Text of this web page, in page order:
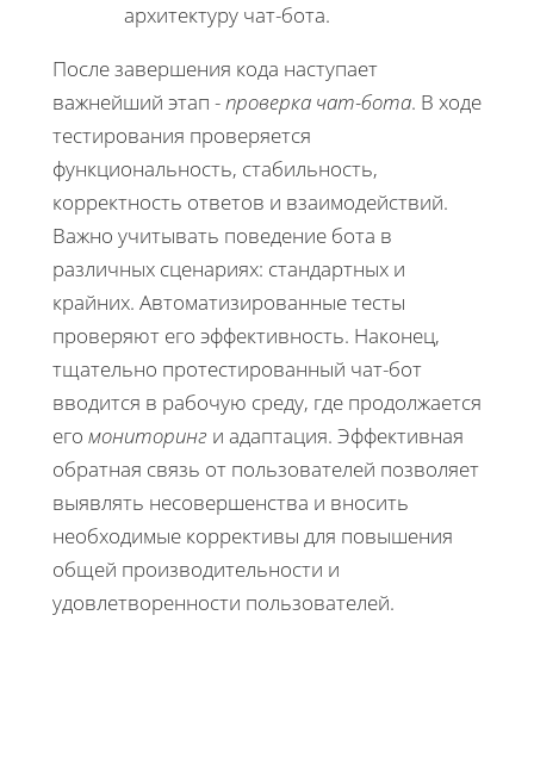
архитектуру чат-бота.
После завершения кода наступает
важнейший этап -проверка чат-бота. В ходе
тестирования проверяется
функциональность, стабильность,
корректность ответов и взаимодействий.
Важно учитывать поведение бота в
различных сценариях: стандартных и
крайних. Автоматизированные тесты
проверяют его эффективность. Наконец,
тщательно протестированный чат-бот
вводится в рабочую среду, где продолжается
его мониторинг и адаптация. Эффективная
обратная связь от пользователей позволяет
выявлять несовершенства и вносить
необходимые коррективы для повышения
общей производительности и
удовлетворенности пользователей.